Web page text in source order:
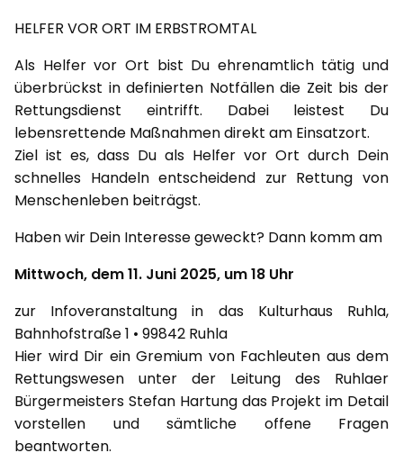
HELFER VOR ORT IM ERBSTROMTAL
Als Helfer vor Ort bist Du ehrenamtlich tätig und
überbrückst in definierten Notfällen die Zeit bis der
Rettungsdienst eintrifft. Dabei leistest Du
lebensrettende Maßnahmen direkt am Einsatzort.
Ziel ist es, dass Du als Helfer vor Ort durch Dein
schnelles Handeln entscheidend zur Rettung von
Menschenleben beiträgst.
Haben wir Dein Interesse geweckt? Dann komm am
Mittwoch, dem 11. Juni 2025, um 18 Uhr
zur Infoveranstaltung in das Kulturhaus Ruhla,
Bahnhofstraße 1 • 99842 Ruhla
Hier wird Dir ein Gremium von Fachleuten aus dem
Rettungswesen unter der Leitung des Ruhlaer
Bürgermeisters Stefan Hartung das Projekt im Detail
vorstellen und sämtliche offene Fragen
beantworten.